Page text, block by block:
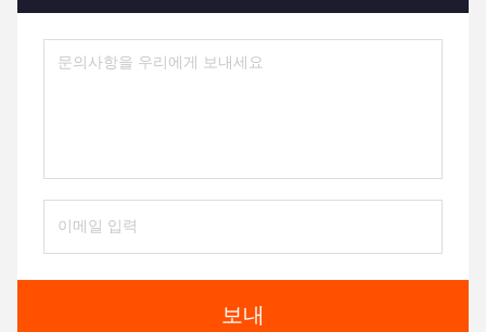
보내